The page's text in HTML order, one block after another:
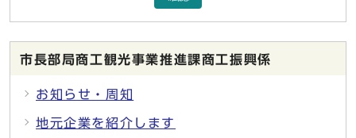
市長部局商工観光事業推進課商工振興係
お知らせ・周知
地元企業を紹介します